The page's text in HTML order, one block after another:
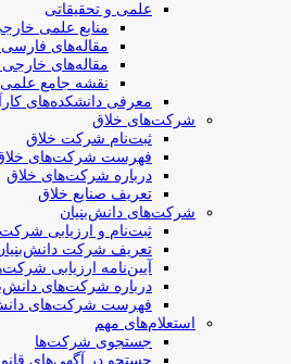
علمی و تحقیقاتی
منابع علمی
مقاله‌های فارسی
مقاله‌های خارجی
نقشه جامع
معرفی دانشکده‌های
شرکت‌های خلاق
ثبت‌نام شرکت خلاق
فهرست شرکت‌های
درباره شرکت‌های خلاق
تعریف صنایع خلاق
شرکت‌های دانش‌بنیان
ثبت‌نام و ارزیابی
تعریف شرکت
آیین‌نامه ارزیابی
درباره شرکت‌های
فهرست شرکت‌های
استعلام‌های مهم
جستجوی شرکت‌ها
جستجو در آگهی‌های